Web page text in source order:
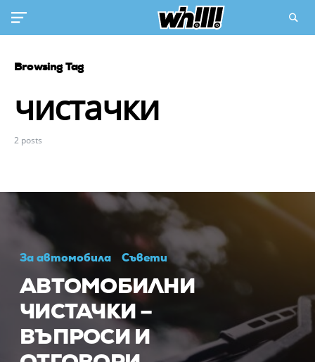
Browsing Tag
чистачки
2 posts
За автомобила Съвети
АВТОМОБИЛНИ
ЧИСТАЧКИ –
ВЪПРОСИ И